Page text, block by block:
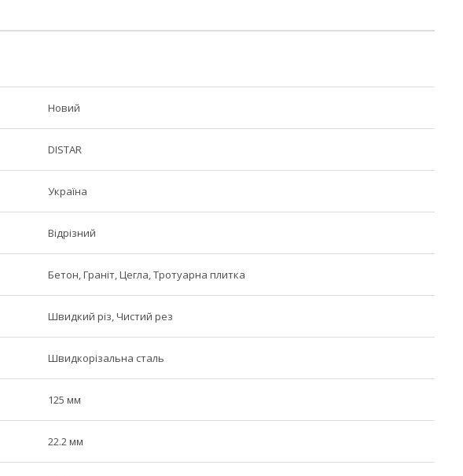
Новий
DISTAR
Україна
Відрізний
Бетон, Граніт, Цегла, Тротуарна плитка
Швидкий різ, Чистий рез
Швидкорізальна сталь
125 мм
22.2 мм